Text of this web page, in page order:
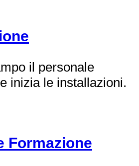
il personale
inizia le installazioni.
Formazione